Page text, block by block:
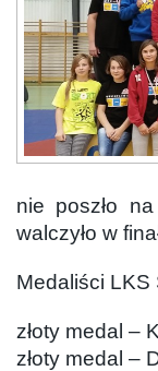
nie poszło
walczyło w
Medaliści LKS
złoty medal –
złoty medal –